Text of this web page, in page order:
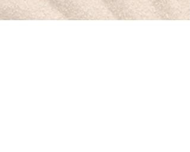
Ce bracelet est entièrement réalisé
à la main et au crochet.